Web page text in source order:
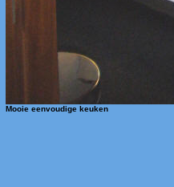
Mooie eenvoudige keuken